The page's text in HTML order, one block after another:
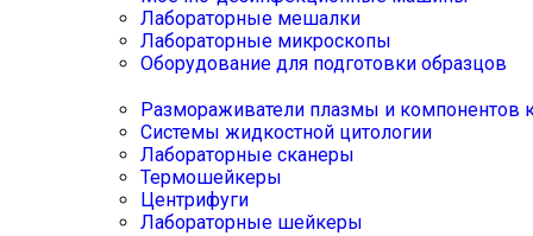
Лабораторные мешалки
Лабораторные микроскопы
Оборудование для подготовки образцов
Размораживатели плазмы и компонентов
Системы жидкостной цитологии
Лабораторные сканеры
Термошейкеры
Центрифуги
Лабораторные шейкеры